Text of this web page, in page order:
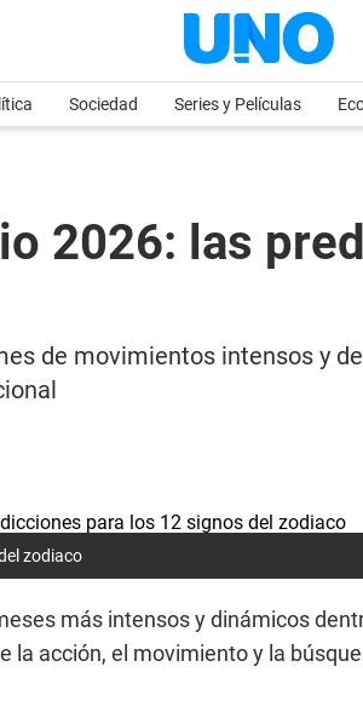
Sociedad Series y Películas
2026: las
de movimientos intensos y
zodiaco
más intensos y dinámicos
la acción, el movimiento y la